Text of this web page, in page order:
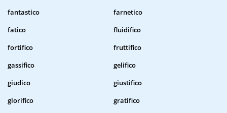
fantastico
farnetico
fatico
fluidifico
fortifico
fruttifico
gassifico
gelifico
giudico
giustifico
glorifico
gratifico